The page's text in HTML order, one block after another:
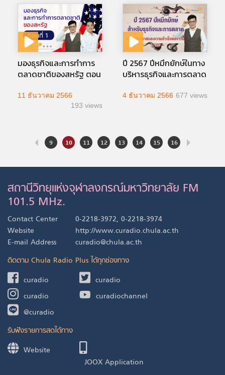
มองธุรกิจและการทำการ
ตลาดชาติของสหรัฐ ตอน
11 ธันวาคม 2566
193 views
ปี 2567 ปีหมึกยักษ์ในทาง
บริหารธุรกิจและการตลาด
ธุรกิจต่อจากนี้
4 ธันวาคม 2566 677 views
9 10 11 12 13 14 15 16
สถานีวิทยุแห่งจุฬาลงกรณ์มหาวิทยาลัย FM
101.5 MHz.
Contact Center
0-2218-3972, 0-2218-3974
Website
http://www.curadio.chula.ac.th
E-mail Address
curadio@chula.ac.th
ติดตาม Chula Radio Plus ได้ทุกช่องทาง
curadio
curadio
curadio
curadiochannel
@curadio
รับฟังรายการสดได้ทาง
Website
JOOX Application